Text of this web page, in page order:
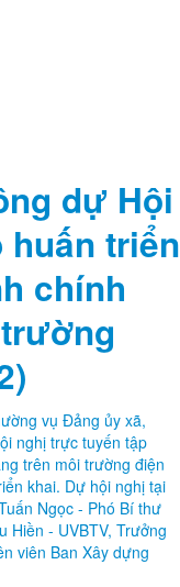
dự Hội
triển
chính
vụ Đảng ủy xã,
nghị trực tuyến tập
trên môi trường điện
khai. Dự hội nghị tại
Ngọc - Phó Bí thư
Hiền - UVBTV, Trưởng
viên Ban Xây dựng